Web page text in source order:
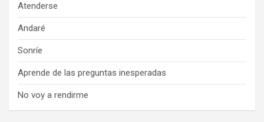
Atenderse
Andaré
Sonríe
Aprende de las preguntas inesperadas
No voy a rendirme